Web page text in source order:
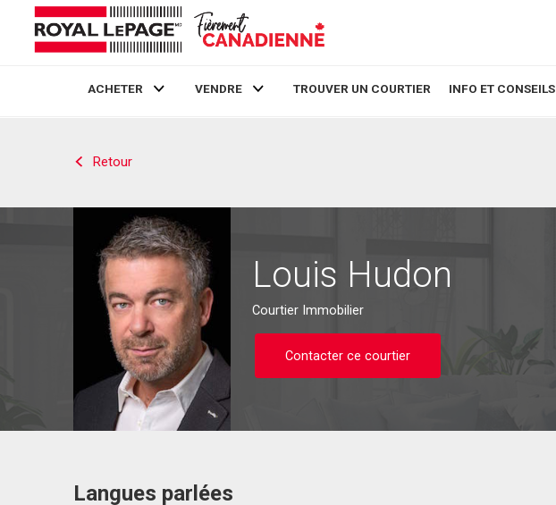
ACHETER VENDRE TROUVER UN COURTIER INFO ET CONSEILS
Retour
Louis Hudon
Courtier Immobilier
Contacter ce courtier
Contacter ce courtier
Langues parlées